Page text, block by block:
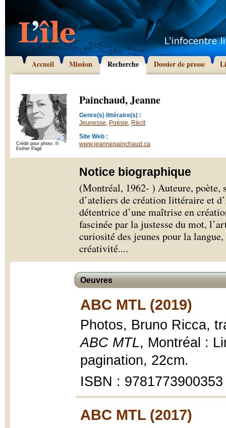
Accueil Mission Recherche Dossier de presse
Crédit pour photo :©
Esther Pagé
Painchaud, Jeanne
Genre(s) littéraire(s) :
Jeunesse, Poésie, Récit
Site Web :
www.jeannepainchaud.ca
Notice biographique
(Montréal, 1962- ) Auteure, poète,
d’ateliers de création littéraire et
détentrice d’une maîtrise en
fascinée par la justesse du mot,
curiosité des jeunes pour la
créativité....
Oeuvres
ABC MTL (2019)
Photos, Bruno Ricca,
ABC MTL, Montréal :
pagination, 22cm.
ISBN : 9781773900353
ABC MTL (2017)